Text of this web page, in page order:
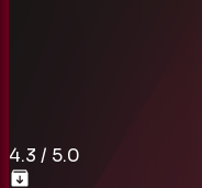
4.3 / 5.0